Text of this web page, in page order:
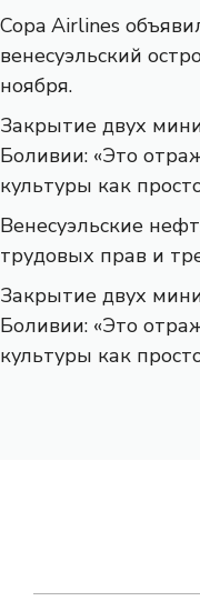
Copa Airlines
венесуэльский
ноября.
Закрытие двух
Боливии: «Это
культуры как
Венесуэльские
трудовых прав и
Закрытие двух
Боливии: «Это
культуры как